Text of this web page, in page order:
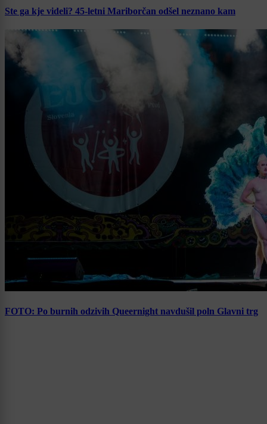
Ste ga kje videli? 45-letni Mariborčan odšel neznano kam
FOTO: Po burnih odzivih Queernight navdušil poln Glavni trg